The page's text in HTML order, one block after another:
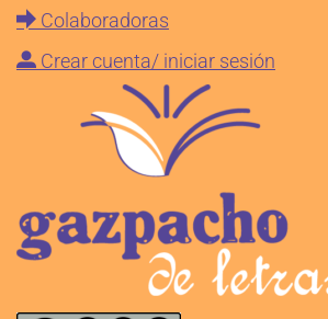
Cargar más...
Colaboradoras
Crear cuenta/ iniciar sesión